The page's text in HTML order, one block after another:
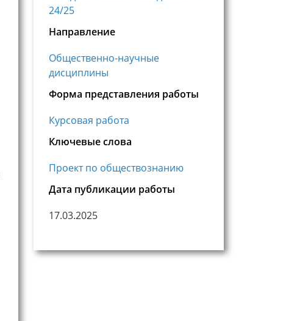
24/25
Направление
Общественно-научные
дисциплины
Форма представления работы
Курсовая работа
Ключевые слова
Проект по обществознанию
Дата публикации работы
17.03.2025